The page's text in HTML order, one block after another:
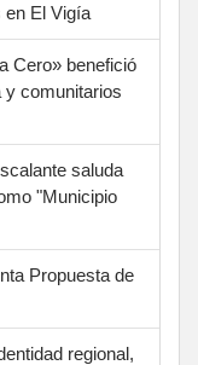
en El Vigía
Cero» benefició
y comunitarios
saluda
"Municipio
Propuesta de
regional,